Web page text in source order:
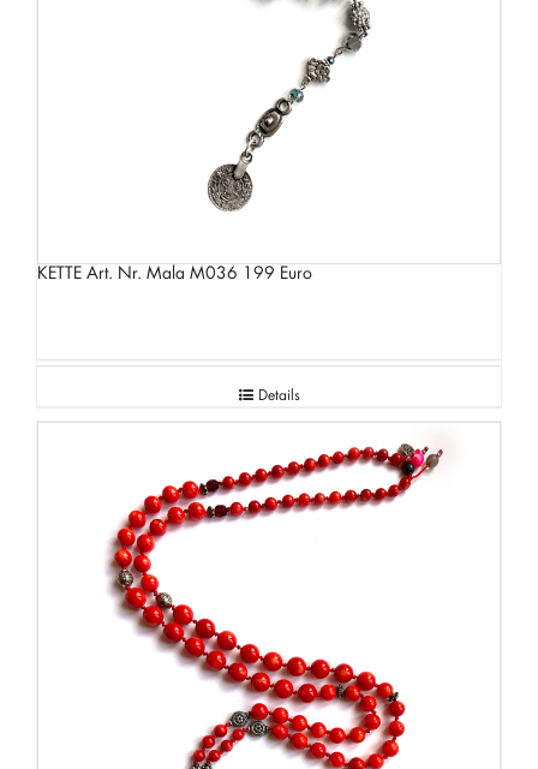
KETTE Art. Nr. Mala M036 199 Euro
Details